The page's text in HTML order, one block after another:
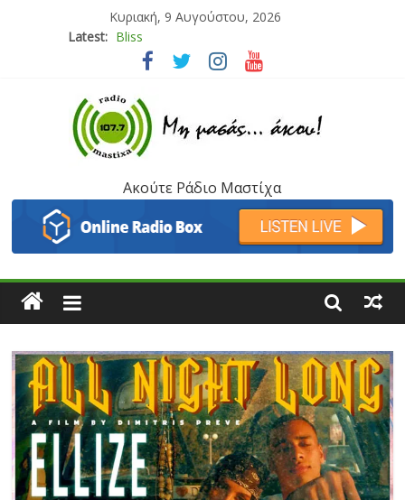
Κυριακή, 9 Αυγούστου, 2026
Latest: Bliss
Μάνος Τρυπιάς & Γιώργος Στρατάκης
Ιορδάνης Αγαπητός
Μαριάννα Μασάδη
Τάνια Μπρεάζου
Ακούτε Ράδιο Μαστίχα